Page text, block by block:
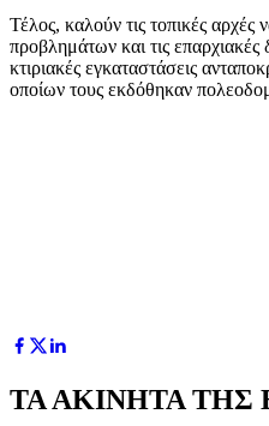
Τέλος, καλούν τις τοπικές αρχές
προβλημάτων και τις επαρχιακές
κτιριακές εγκαταστάσεις
οποίων τους εκδόθηκαν
ΤΑ ΑΚΙΝΗΤΑ